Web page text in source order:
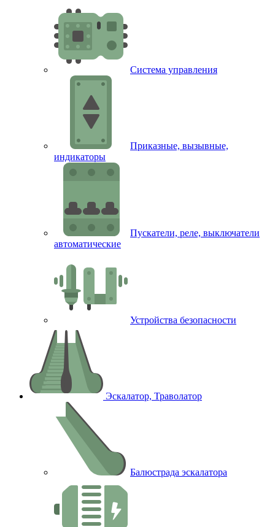
Система управления
Приказные, вызывные,
индикаторы
Пускатели, реле, выключатели
автоматические
Устройства безопасности
Эскалатор, Траволатор
Балюстрада эскалатора